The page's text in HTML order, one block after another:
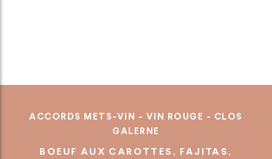
ACCORDS METS-VIN - VIN ROUGE - CLOS
GALERNE
BOEUF AUX CAROTTES, FAJITAS,